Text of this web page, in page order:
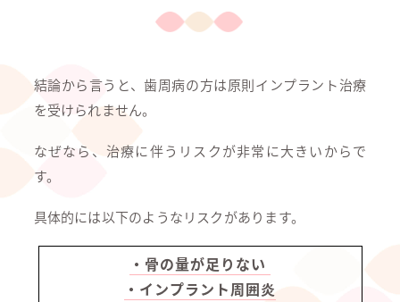
結論から言うと、歯周病の方は原則インプラント治療
を受けられません。
なぜなら、治療に伴うリスクが非常に大きいからで
す。
具体的には以下のようなリスクがあります。
・骨の量が足りない
・インプラント周囲炎